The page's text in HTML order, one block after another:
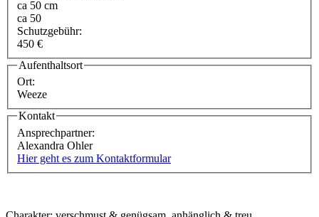
ca 50 cm
ca 50
Schutzgebühr:
450 €
Aufenthaltsort
Ort:
Weeze
Kontakt
Ansprechpartner:
Alexandra Ohler
Hier geht es zum Kontaktformular